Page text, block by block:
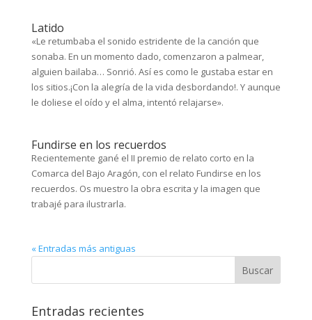
Latido
«Le retumbaba el sonido estridente de la canción que
sonaba. En un momento dado, comenzaron a palmear,
alguien bailaba… Sonrió. Así es como le gustaba estar en
los sitios.¡Con la alegría de la vida desbordando!. Y aunque
le doliese el oído y el alma, intentó relajarse».
Fundirse en los recuerdos
Recientemente gané el II premio de relato corto en la
Comarca del Bajo Aragón, con el relato Fundirse en los
recuerdos. Os muestro la obra escrita y la imagen que
trabajé para ilustrarla.
« Entradas más antiguas
Entradas recientes